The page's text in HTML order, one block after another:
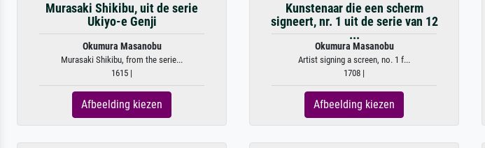
Murasaki Shikibu, uit de serie
Ukiyo-e Genji
Okumura Masanobu
Murasaki Shikibu, from the serie...
1615 |
Afbeelding kiezen
Kunstenaar die een scherm
signeert, nr. 1 uit de serie van 12
...
Okumura Masanobu
Artist signing a screen, no. 1 f...
1708 |
Afbeelding kiezen